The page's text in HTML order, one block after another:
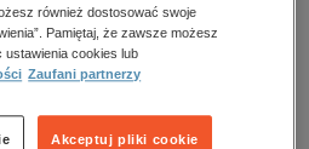
wnętrz
gospodarka
Chudzio
Filtrowanie
również dostosować swoje
Pamiętaj, że zawsze możesz
ustawienia cookies lub
Zaufani partnerzy
Akceptuj pliki cookie